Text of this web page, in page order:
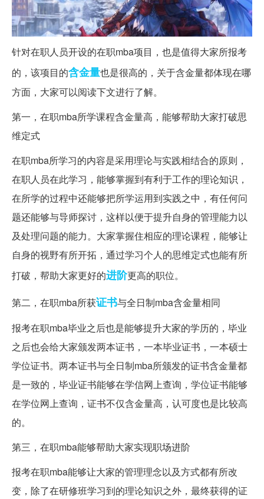
针对在职人员开设的在职mba项目，也是值得大家所报考
的，该项目的含金量也是很高的，关于含金量都体现在哪
方面，大家可以阅读下文进行了解。
第一，在职mba所学课程含金量高，能够帮助大家打破思
维定式
在职mba所学习的内容是采用理论与实践相结合的原则，
在职人员在此学习，能够掌握到有利于工作的理论知识，
在所学的过程中还能够把所学运用到实践之中，有任何问
题还能够与导师探讨，这样以便于提升自身的管理能力以
及处理问题的能力。大家掌握住相应的理论课程，能够让
自身的视野有所开拓，通过学习个人的思维定式也能有所
打破，帮助大家更好的进阶更高的职位。
第二，在职mba所获证书与全日制mba含金量相同
报考在职mba毕业之后也是能够提升大家的学历的，毕业
之后也会给大家颁发两本证书，一本毕业证书，一本硕士
学位证书。两本证书与全日制mba所颁发的证书含金量都
是一致的，毕业证书能够在学信网上查询，学位证书能够
在学位网上查询，证书不仅含金量高，认可度也是比较高
的。
第三，在职mba能够帮助大家实现职场进阶
报考在职mba能够让大家的管理理念以及方式都有所改
变，除了在研修班学习到的理论知识之外，最终获得的证